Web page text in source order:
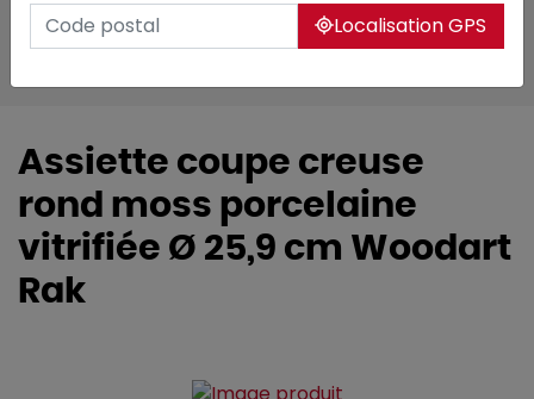
Tous les produits
Arts de la table
Vaisselle
Assiettes & services
Assiette coupe creuse
rond moss porcelaine
vitrifiée Ø 25,9 cm Woodart
Rak
Localisation GPS